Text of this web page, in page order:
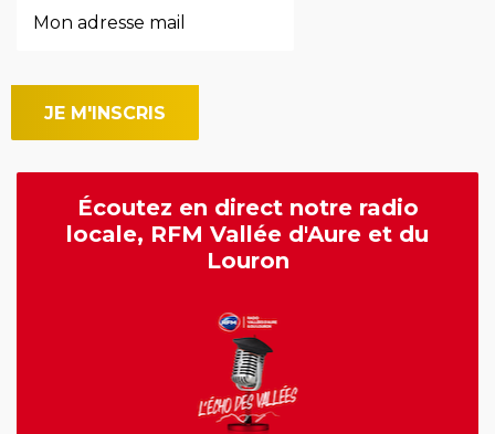
Écoutez en direct notre radio
locale, RFM Vallée d'Aure et du
Louron